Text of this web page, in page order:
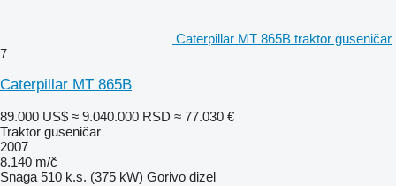
Caterpillar MT 865B traktor guseničar
7
Caterpillar MT 865B
89.000 US$ ≈ 9.040.000 RSD ≈ 77.030 €
Traktor guseničar
2007
8.140 m/č
Snaga 510 k.s. (375 kW) Gorivo dizel